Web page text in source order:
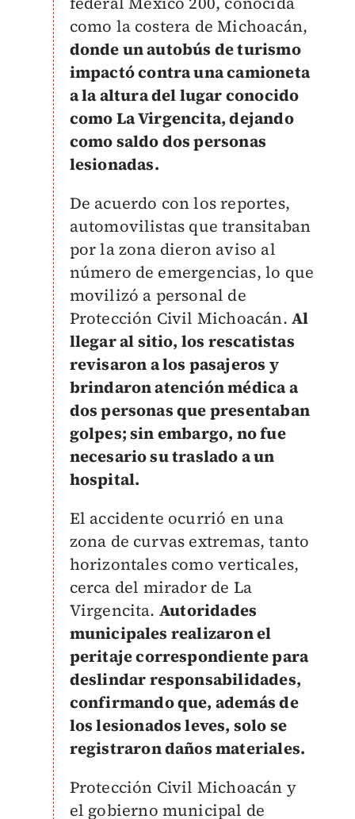
como la costera de Michoacán,
donde un autobús de turismo
impactó contra una camioneta
a la altura del lugar conocido
como La Virgencita, dejando
como saldo dos personas
lesionadas.
De acuerdo con los reportes,
automovilistas que transitaban
por la zona dieron aviso al
número de emergencias, lo que
movilizó a personal de
Protección Civil Michoacán.Al
llegar al sitio, los rescatistas
revisaron a los pasajeros y
brindaron atención médica a
dos personas que presentaban
golpes; sin embargo, no fue
necesario su traslado a un
hospital.
El accidente ocurrió en una
zona de curvas extremas, tanto
horizontales como verticales,
cerca del mirador de La
Virgencita. Autoridades
municipales realizaron el
peritaje correspondiente para
deslindar responsabilidades,
confirmando que, además de
los lesionados leves, solo se
registraron daños materiales.
Protección Civil Michoacán y
el gobierno municipal de